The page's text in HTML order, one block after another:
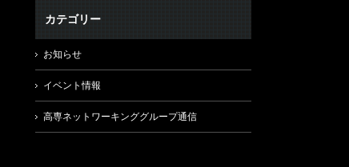
カテゴリー
お知らせ
イベント情報
高専ネットワーキンググループ通信